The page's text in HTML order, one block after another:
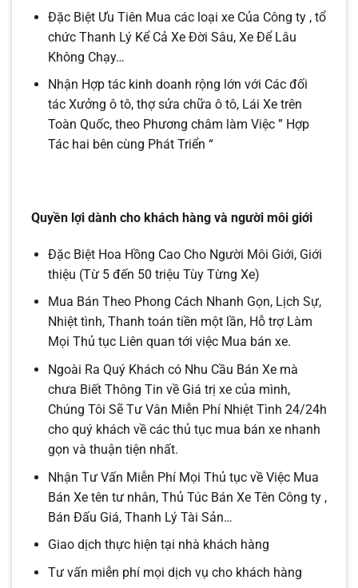
Đặc Biệt Ưu Tiên Mua các loại xe Của Công ty , tổ
chức Thanh Lý Kể Cả Xe Đời Sâu, Xe Để Lâu
Không Chạy…
Nhận Hợp tác kinh doanh rộng lớn với Các đối
tác Xưởng ô tô, thợ sửa chữa ô tô, Lái Xe trên
Toàn Quốc,theo Phương châm làm Việc ” Hợp
Tác hai bên cùng Phát Triển “
Quyền lợi dành cho khách hàng và người môi giới
Đặc Biệt Hoa Hồng Cao Cho Người Môi Giới, Giới
thiệu (Từ 5 đến 50 triệu Tùy Từng Xe)
Mua Bán Theo Phong Cách Nhanh Gọn, Lịch Sự,
Nhiệt tình, Thanh toán tiền một lần, Hỗ trợ Làm
Mọi Thủ tục Liên quan tới việc Mua bán xe.
Ngoài Ra Quý Khách có Nhu Cầu Bán Xe mà
chưa Biết Thông Tin về Giá trị xe của mình,
Chúng Tôi Sẽ Tư Vân Miễn Phí Nhiệt Tình 24/24h
cho quý khách về các thủ tục mua bán xe nhanh
gọn và thuận tiện nhất.
Nhận Tư Vấn Miễn Phí Mọi Thủ tục về Việc Mua
Bán Xe tên tư nhân, Thủ Túc Bán Xe Tên Công ty ,
Bán Đấu Giá, Thanh Lý Tài Sản…
Giao dịch thực hiện tại nhà khách hàng
Tư vấn miễn phí mọi dịch vụ cho khách hàng